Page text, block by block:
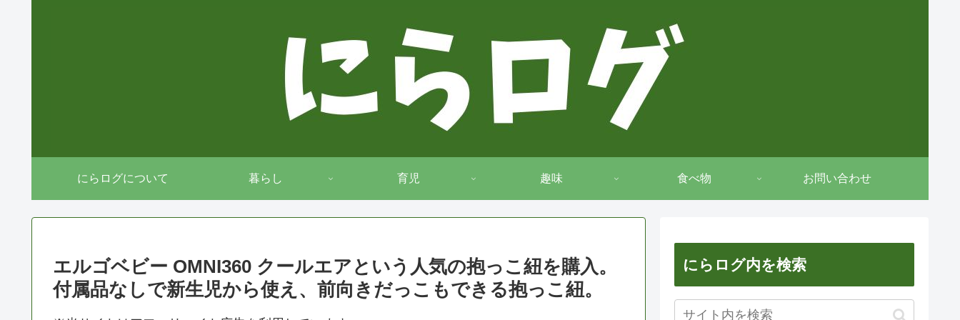
にらログについて 暮らし 育児 趣味 食べ物 お問い合わせ
エルゴベビー OMNI360 クールエアという人気の抱っこ紐を購入。
付属品なしで新生児から使え、前向きだっこもできる抱っこ紐。
にらログ内を検索